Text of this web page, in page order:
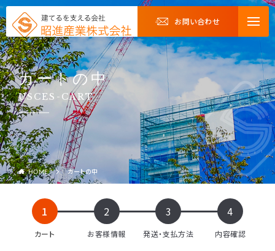
お問い合わせ
カートの中
USCES-CART
HOME カートの中
1
カート
2
お客様情報
3
発送・支払方法
4
内容確認